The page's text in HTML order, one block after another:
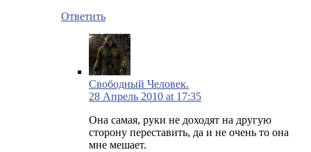
Ответить
Свободный Человек.
28 Апрель 2010 at 17:35
Она самая, руки не доходят на другую
сторону переставить, да и не очень то она
мне мешает.